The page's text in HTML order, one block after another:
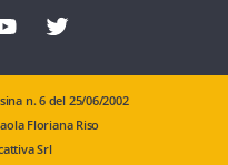
n. 6 del 25/06/2002
Floriana Riso
Srl